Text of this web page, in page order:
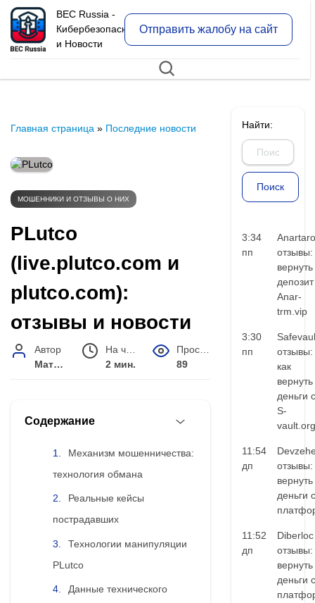
BEC Russia -
Кибербезопасность
и Новости
Отправить жалобу на сайт
Главная страница » Последние новости
МОШЕННИКИ И ОТЗЫВЫ О НИХ
PLutco
(live.plutco.com и
plutco.com):
отзывы и новости
Автор
Матвей Иванов
2 мин.
89
Содержание
Механизм мошенничества:
технология обмана
Реальные кейсы
пострадавших
Технологии манипуляции
PLutco
Данные технического
Найти:
3:34
пп
отзывы:
вернуть
Anar-
trm.vip
3:30
пп
отзывы:
как
вернуть
деньги с
S-
vault.org
11:54
дп
отзывы:
вернуть
деньги с
11:52
дп
Diberloc
отзывы:
вернуть
деньги с